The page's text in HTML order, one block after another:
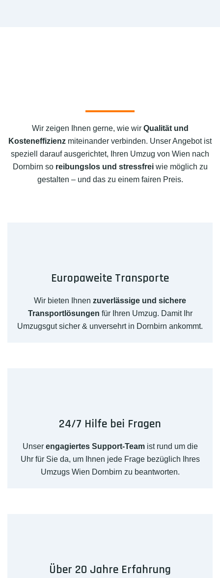
Wir zeigen Ihnen gerne, wie wir Qualität und
Kosteneffizienz miteinander verbinden. Unser Angebot ist
speziell darauf ausgerichtet, Ihren Umzug von Wien nach
Dornbirn so reibungslos und stressfreiwie möglich zu
gestalten – und das zu einem fairen Preis.
Europaweite Transporte
Wir bieten Ihnen zuverlässige und sichere
Transportlösungen für Ihren Umzug. Damit Ihr
Umzugsgut sicher & unversehrt in Dornbirn ankommt.
24/7 Hilfe bei Fragen
Unser engagiertes Support-Teamist rund um die
Uhr für Sie da, um Ihnen jede Frage bezüglich Ihres
Umzugs Wien Dornbirn zu beantworten.
Über 20 Jahre Erfahrung